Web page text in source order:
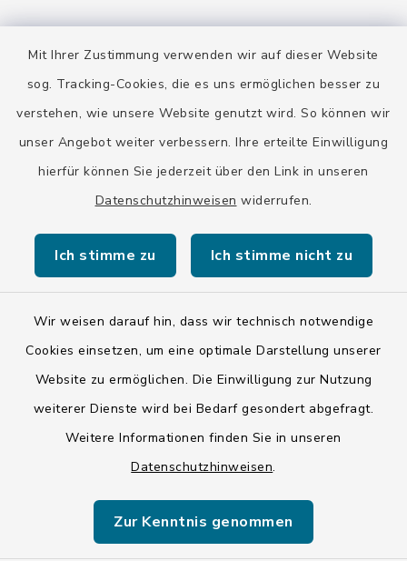
Mit Ihrer Zustimmung verwenden wir auf dieser Website
sog. Tracking-Cookies, die es uns ermöglichen besser zu
verstehen, wie unsere Website genutzt wird. So können wir
unser Angebot weiter verbessern. Ihre erteilte Einwilligung
hierfür können Sie jederzeit über den Link in unseren
Datenschutzhinweisen widerrufen.
Ich stimme zu Ich stimme nicht zu
Wir weisen darauf hin, dass wir technisch notwendige
Cookies einsetzen, um eine optimale Darstellung unserer
Website zu ermöglichen. Die Einwilligung zur Nutzung
weiterer Dienste wird bei Bedarf gesondert abgefragt.
Weitere Informationen finden Sie in unseren
Datenschutzhinweisen.
Zur Kenntnis genommen
Quicklinks
Stadt Wolfratshausen
Kontakt
Barrierefreiheit
Impressum
ISIS 12
Sitemap
Cookie-Einstellungen